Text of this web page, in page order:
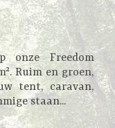
onze Freedom
Ruim en groen,
tent, caravan,
staan...